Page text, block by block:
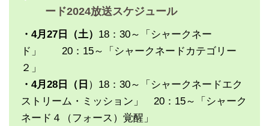
ード2024放送スケジュール
・4月27日（土） 18：30～「シャークネー
ド」 20：15～「シャークネードカテゴリー
２」
・4月28日（日 ）18：30～「シャークネードエク
ストリーム・ミッション」 20：15～「シャーク
ネード４（フォース）覚醒」